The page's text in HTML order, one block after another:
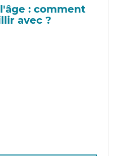
: comment
avec ?